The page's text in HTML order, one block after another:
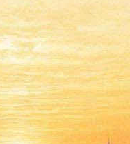
для детей «от
в 700
Цензура, передачи
жизни библиотеки